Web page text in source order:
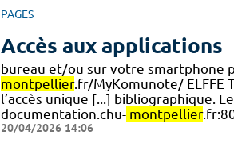
PAGES
Accès aux applications
bureau et/ou sur votre smartphone
montpellier.fr/MyKomunote/ ELFFE
l’accès unique [...] bibliographique.
documentation.chu- montpellier
20/04/2026 14:06